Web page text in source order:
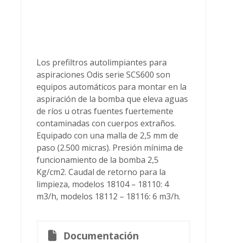
Los prefiltros autolimpiantes para
aspiraciones Odis serie SCS600 son
equipos automáticos para montar en la
aspiración de la bomba que eleva aguas
de ríos u otras fuentes fuertemente
contaminadas con cuerpos extraños.
Equipado con una malla de 2,5 mm de
paso (2.500 micras). Presión mínima de
funcionamiento de la bomba 2,5
Kg/cm2. Caudal de retorno para la
limpieza, modelos 18104 – 18110: 4
m3/h, modelos 18112 – 18116: 6 m3/h.
Documentación